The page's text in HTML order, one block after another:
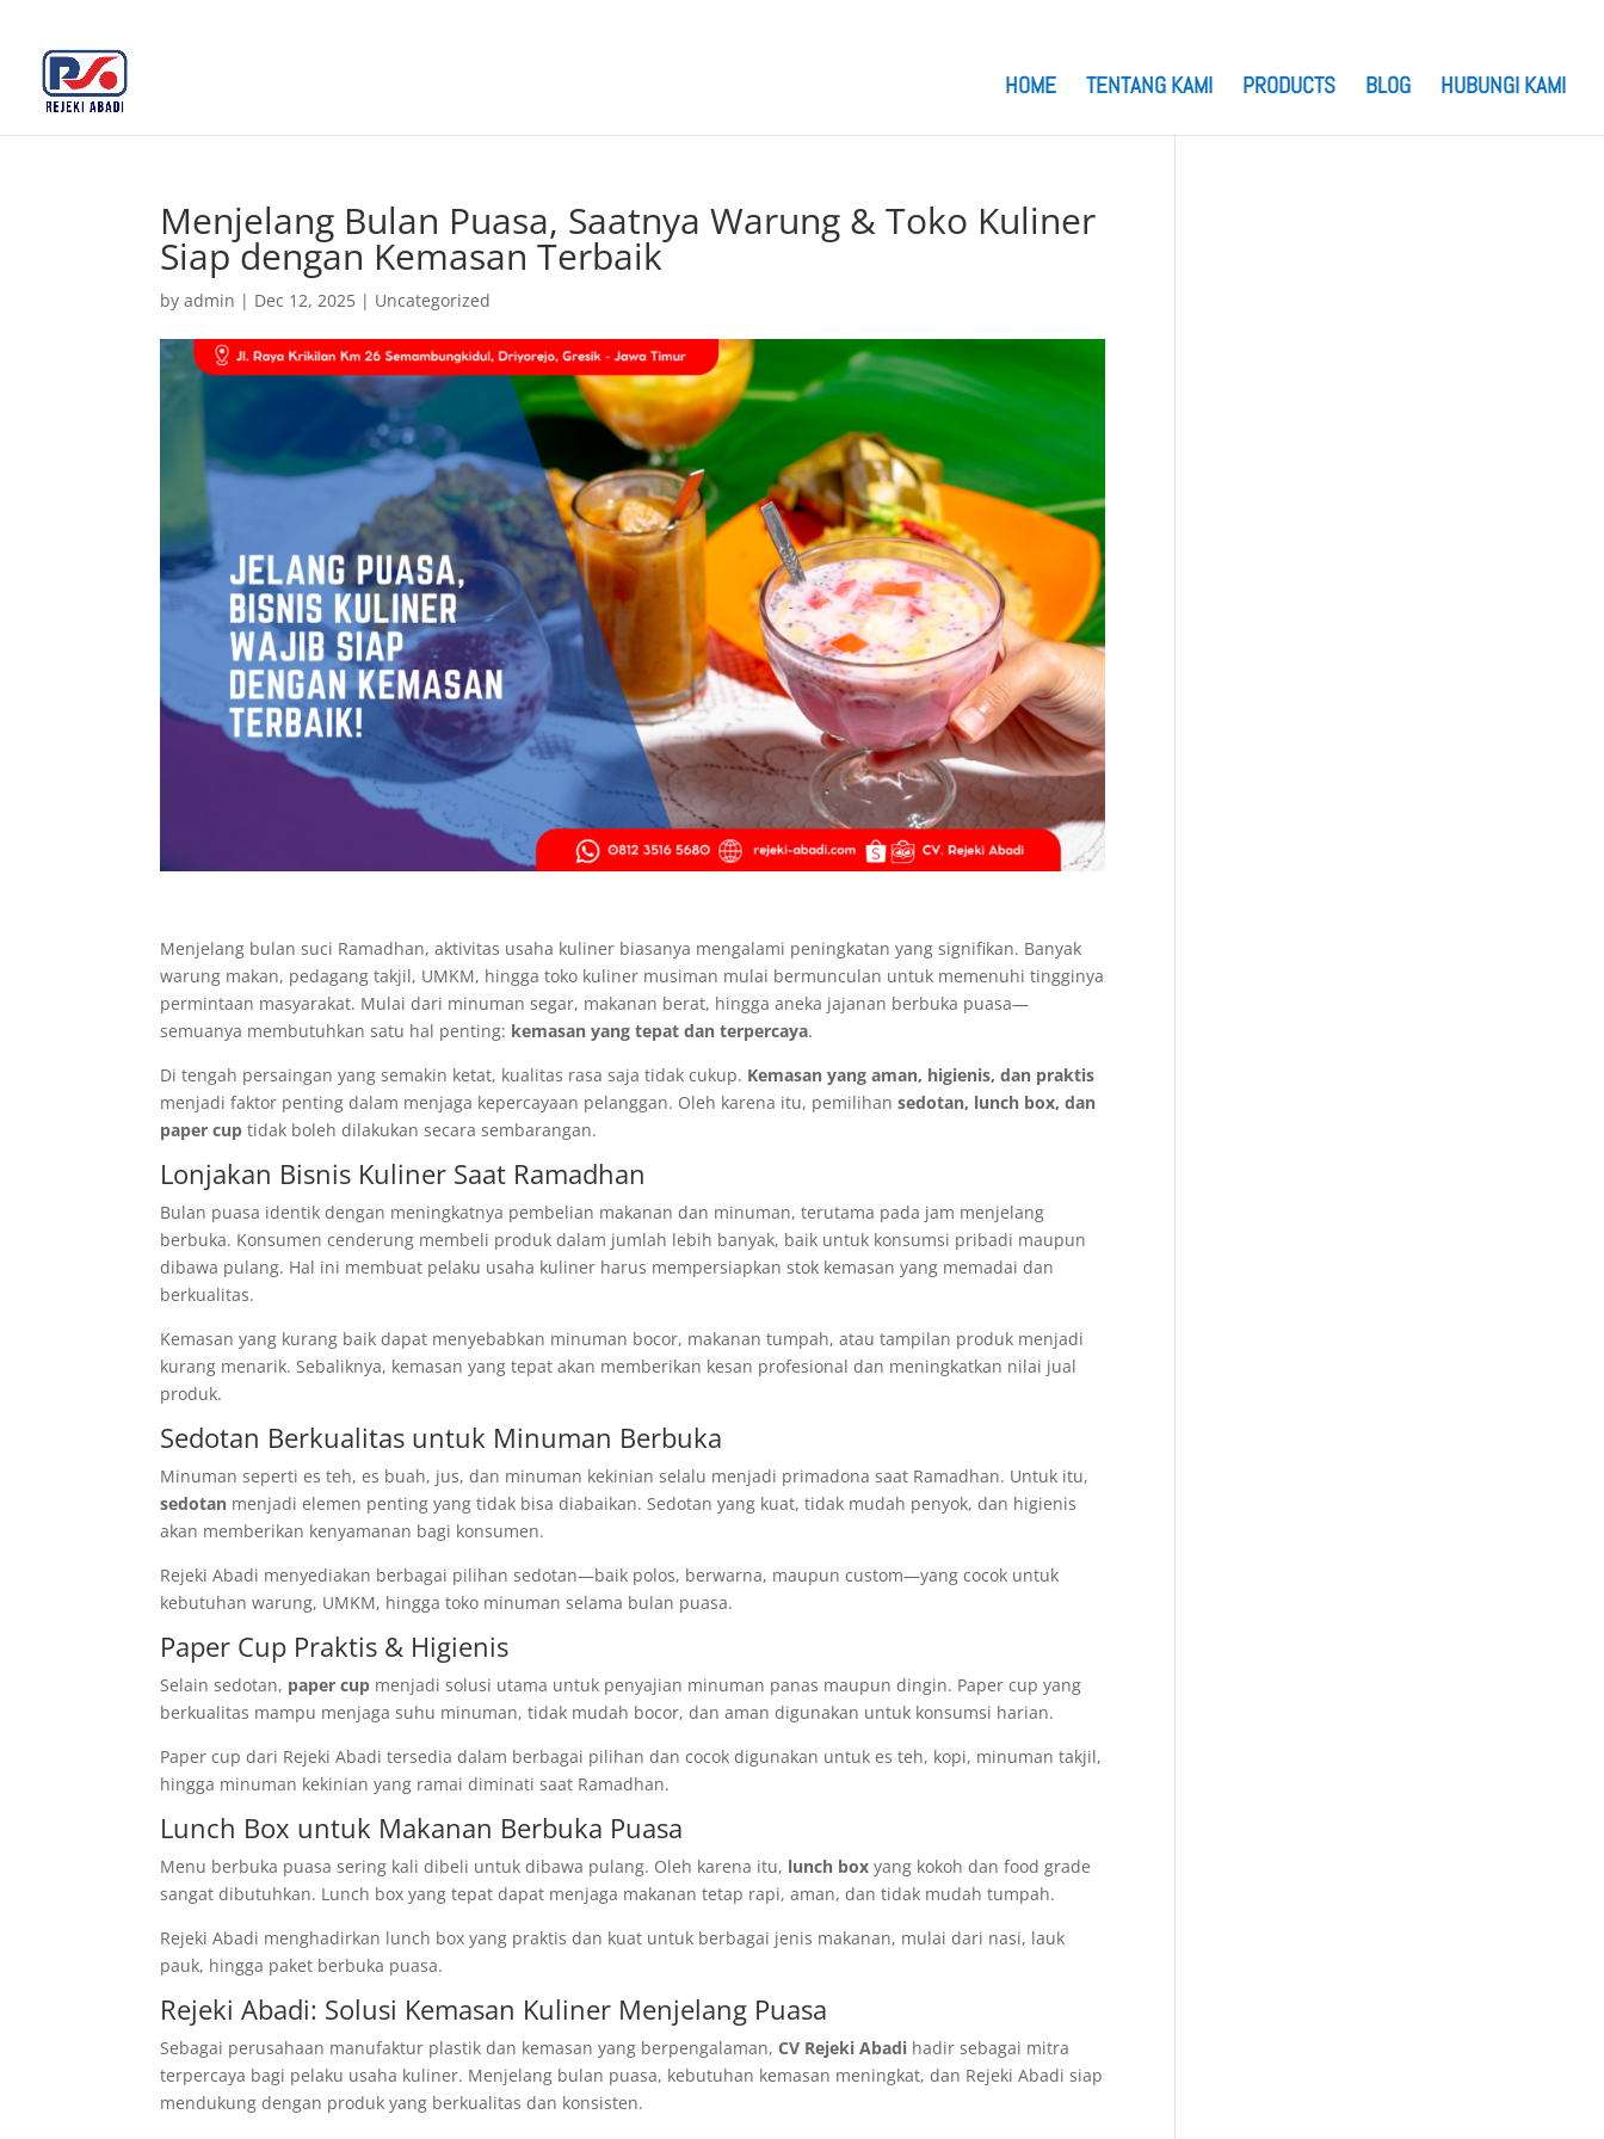
HOME TENTANG KAMI PRODUCTS BLOG HUBUNGI KAMI
Menjelang Bulan Puasa, Saatnya Warung & Toko Kuliner
Siap dengan Kemasan Terbaik
byadmin | Dec 12, 2025 | Uncategorized
Menjelang bulan suci Ramadhan, aktivitas usaha kuliner biasanya mengalami peningkatan yang signifikan. Banyak
warung makan, pedagang takjil, UMKM, hingga toko kuliner musiman mulai bermunculan untuk memenuhi tingginya
permintaan masyarakat. Mulai dari minuman segar, makanan berat, hingga aneka jajanan berbuka puasa—
semuanya membutuhkan satu hal penting: kemasan yang tepat dan terpercaya.
Di tengah persaingan yang semakin ketat, kualitas rasa saja tidak cukup. Kemasan yang aman, higienis, dan praktis
menjadi faktor penting dalam menjaga kepercayaan pelanggan. Oleh karena itu, pemilihansedotan, lunch box, dan
paper cup tidak boleh dilakukan secara sembarangan.
Lonjakan Bisnis Kuliner Saat Ramadhan
Bulan puasa identik dengan meningkatnya pembelian makanan dan minuman, terutama pada jam menjelang
berbuka. Konsumen cenderung membeli produk dalam jumlah lebih banyak, baik untuk konsumsi pribadi maupun
dibawa pulang. Hal ini membuat pelaku usaha kuliner harus mempersiapkan stok kemasan yang memadai dan
berkualitas.
Kemasan yang kurang baik dapat menyebabkan minuman bocor, makanan tumpah, atau tampilan produk menjadi
kurang menarik. Sebaliknya, kemasan yang tepat akan memberikan kesan profesional dan meningkatkan nilai jual
produk.
Sedotan Berkualitas untuk Minuman Berbuka
Minuman seperti es teh, es buah, jus, dan minuman kekinian selalu menjadi primadona saat Ramadhan. Untuk itu,
sedotan menjadi elemen penting yang tidak bisa diabaikan. Sedotan yang kuat, tidak mudah penyok, dan higienis
akan memberikan kenyamanan bagi konsumen.
Rejeki Abadi menyediakan berbagai pilihan sedotan—baik polos, berwarna, maupun custom—yang cocok untuk
kebutuhan warung, UMKM, hingga toko minuman selama bulan puasa.
Paper Cup Praktis & Higienis
Selain sedotan, paper cup menjadi solusi utama untuk penyajian minuman panas maupun dingin. Paper cup yang
berkualitas mampu menjaga suhu minuman, tidak mudah bocor, dan aman digunakan untuk konsumsi harian.
Paper cup dari Rejeki Abadi tersedia dalam berbagai pilihan dan cocok digunakan untuk es teh, kopi, minuman takjil,
hingga minuman kekinian yang ramai diminati saat Ramadhan.
Lunch Box untuk Makanan Berbuka Puasa
Menu berbuka puasa sering kali dibeli untuk dibawa pulang. Oleh karena itu, lunch box yang kokoh dan food grade
sangat dibutuhkan. Lunch box yang tepat dapat menjaga makanan tetap rapi, aman, dan tidak mudah tumpah.
Rejeki Abadi menghadirkan lunch box yang praktis dan kuat untuk berbagai jenis makanan, mulai dari nasi, lauk
pauk, hingga paket berbuka puasa.
Rejeki Abadi: Solusi Kemasan Kuliner Menjelang Puasa
Sebagai perusahaan manufaktur plastik dan kemasan yang berpengalaman,CV Rejeki Abadi hadir sebagai mitra
terpercaya bagi pelaku usaha kuliner. Menjelang bulan puasa, kebutuhan kemasan meningkat, dan Rejeki Abadi siap
mendukung dengan produk yang berkualitas dan konsisten.